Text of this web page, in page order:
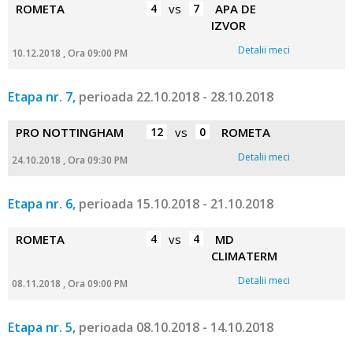
ROMETA 4 vs 7
APA DE
IZVOR
10.12.2018 , Ora 09:00 PM Detalii meci
Etapa nr. 7, perioada 22.10.2018 - 28.10.2018
PRO NOTTINGHAM 12 vs 0 ROMETA
24.10.2018 , Ora 09:30 PM Detalii meci
Etapa nr. 6, perioada 15.10.2018 - 21.10.2018
ROMETA 4 vs 4
MD
CLIMATERM
08.11.2018 , Ora 09:00 PM Detalii meci
Etapa nr. 5, perioada 08.10.2018 - 14.10.2018